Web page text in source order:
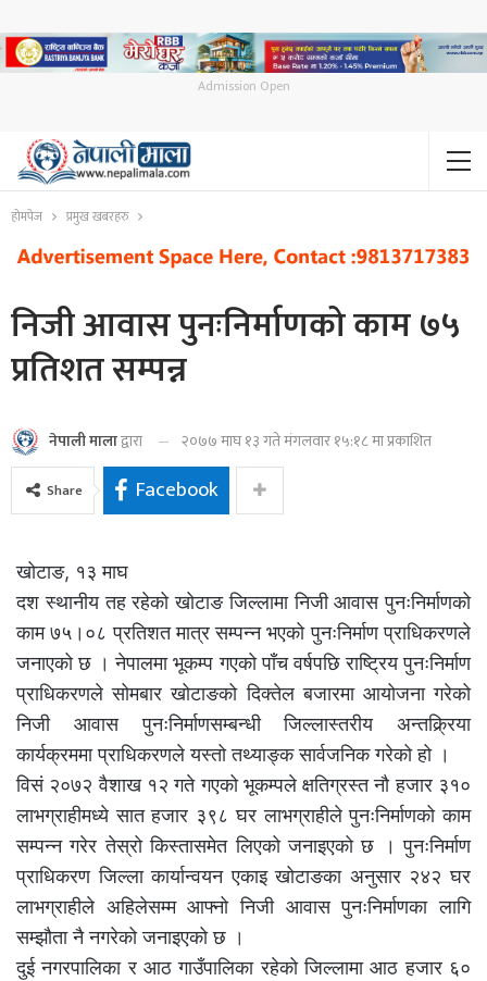
Admission Open
होमपेज प्रमुख खबरहरु
निजी आवास पुनःनिर्माणको काम ७५
प्रतिशत सम्पन्न
नेपाली मालाद्वारा २०७७ माघ १३ गते मंगलवार १५:१८ मा प्रकाशित
Share Facebook
खोटाङ, १३ माघ
दश स्थानीय तह रहेको खोटाङ जिल्लामा निजी आवास पुनःनिर्माणको
काम ७५।०८ प्रतिशत मात्र सम्पन्न भएको पुनःनिर्माण प्राधिकरणले
जनाएको छ । नेपालमा भूकम्प गएको पाँच वर्षपछि राष्ट्रिय पुनःनिर्माण
प्राधिकरणले सोमबार खोटाङको दिक्तेल बजारमा आयोजना गरेको
निजी आवास पुनःनिर्माणसम्बन्धी जिल्लास्तरीय अन्तक्र्रिया
कार्यक्रममा प्राधिकरणले यस्तो तथ्याङ्क सार्वजनिक गरेको हो ।
विसं २०७२ वैशाख १२ गते गएको भूकम्पले क्षतिग्रस्त नौ हजार ३१०
लाभग्राहीमध्ये सात हजार ३९८ घर लाभग्राहीले पुनःनिर्माणको काम
सम्पन्न गरेर तेस्रो किस्तासमेत लिएको जनाइएको छ । पुनःनिर्माण
प्राधिकरण जिल्ला कार्यान्वयन एकाइ खोटाङका अनुसार २४२ घर
लाभग्राहीले अहिलेसम्म आफ्नो निजी आवास पुनःनिर्माणका लागि
सम्झौता नै नगरेको जनाइएको छ ।
दुई नगरपालिका र आठ गाउँपालिका रहेको जिल्लामा आठ हजार ६०